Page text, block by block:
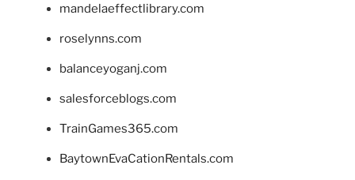
mandelaeffectlibrary.com
roselynns.com
balanceyoganj.com
salesforceblogs.com
TrainGames365.com
BaytownEvaCationRentals.com